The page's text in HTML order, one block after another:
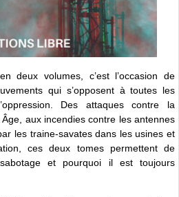
deux volumes, c’est l’occasion de
qui s’opposent à toutes les
Des attaques contre la
aux incendies contre les antennes
les traine-savates dans les usines et
ces deux tomes permettent de
et pourquoi il est toujours